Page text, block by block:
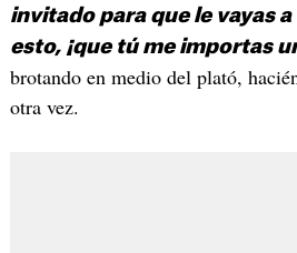
invitado para que le vayas
esto, ¡que tú me importas
brotando en medio del plató,
otra vez.